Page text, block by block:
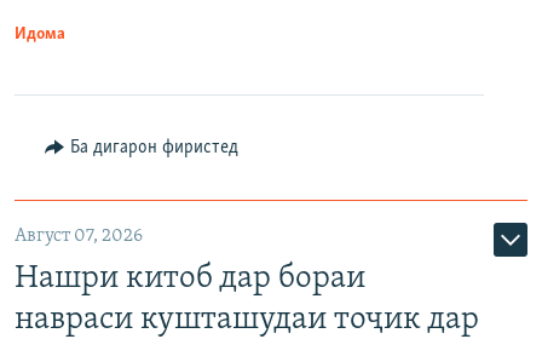
Идома
Ба дигарон фиристед
Август 07, 2026
Нашри китоб дар бораи
навраси кушташудаи тоҷик дар